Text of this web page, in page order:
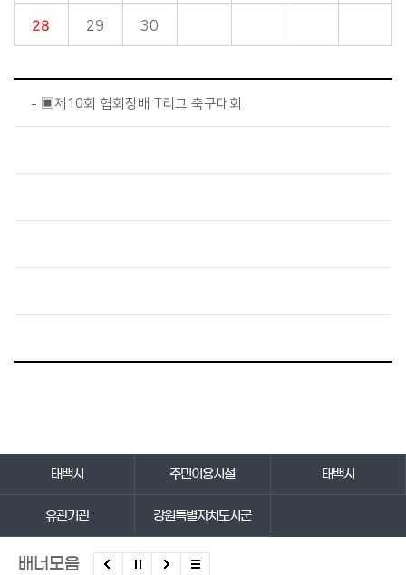
28 29 30
▣제10회 협회장배 T리그 축구대회
태백시 주민이용시설 태백시
유관기관 강원특별자치도시군
배너모음